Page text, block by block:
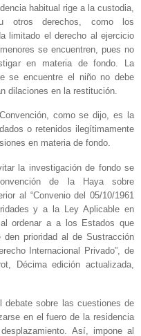
habitual rige a la custodia,
otros derechos, como los
limitado el derecho al ejercicio
se encuentren, pues no
en materia de fondo. La
se encuentre el niño no debe
dilaciones en la restitución.
como se dijo, es la
o retenidos ilegítimamente
en materia de fondo.
la investigación de fondo se
de la Haya sobre
al “Convenio del 05/10/1961
y a la Ley Aplicable en
ordenar a a los Estados que
prioridad al de Sustracción
Internacional Privado”, de
Décima edición actualizada,
debate sobre las cuestiones de
en el fuero de la residencia
Así, impone al